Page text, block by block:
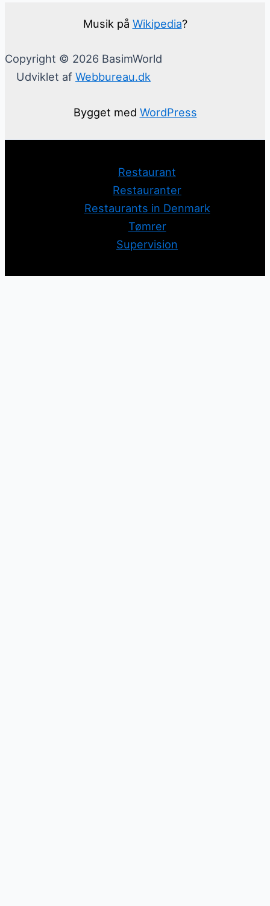
Musik på Wikipedia?
Copyright © 2026 BasimWorld
Udviklet af Webbureau.dk
Bygget med WordPress
Restaurant
Restauranter
Restaurants in Denmark
Tømrer
Supervision